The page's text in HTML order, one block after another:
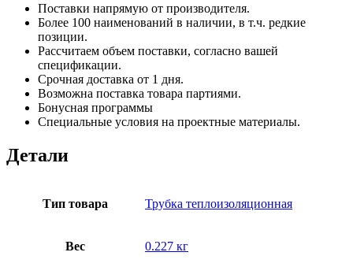
Поставки напрямую от производителя.
Более 100 наименований в наличии, в т.ч. редкие
позиции.
Рассчитаем объем поставки, согласно вашей
спецификации.
Срочная доставка от 1 дня.
Возможна поставка товара партиями.
Бонусная программы
Специальные условия на проектные материалы.
Детали
Тип товара Трубка теплоизоляционная
Вес 0.227 кг